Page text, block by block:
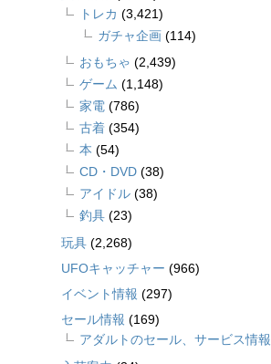
トレカ (3,421)
ガチャ企画 (114)
おもちゃ (2,439)
ゲーム (1,148)
家電 (786)
古着 (354)
本 (54)
CD・DVD (38)
アイドル (38)
釣具 (23)
玩具 (2,268)
UFOキャッチャー (966)
イベント情報 (297)
セール情報 (169)
アダルトのセール、サービス情報